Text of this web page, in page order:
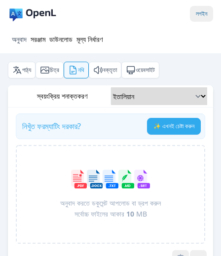
লগইন
অনুবাদ সরঞ্জাম ডাউনলোড মূল্য নির্ধারণ
পাঠ্য চিত্র নথি বক্তৃতা ওয়েবসাইট
স্বয়ংক্রিয় শনাক্তকরণ
নিখুঁত ফরম্যাটিং দরকার? ✨ এখনই চেষ্টা করুন
অনুবাদ করতে ডকুমেন্ট আপলোড বা ড্রপ করুন
সর্বোচ্চ ফাইলের আকার 10MB